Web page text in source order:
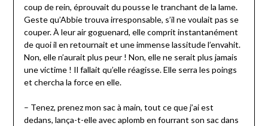
coup de rein, éprouvait du pousse le tranchant de la lame.
Geste qu’Abbie trouva irresponsable, s’il ne voulait pas se
couper. À leur air goguenard, elle comprit instantanément
de quoi il en retournait et une immense lassitude l’envahit.
Non, elle n’aurait plus peur ! Non, elle ne serait plus jamais
une victime ! Il fallait qu’elle réagisse. Elle serra les poings
et chercha la force en elle.
– Tenez, prenez mon sac à main, tout ce que j’ai est
dedans, lança-t-elle avec aplomb en fourrant son sac dans